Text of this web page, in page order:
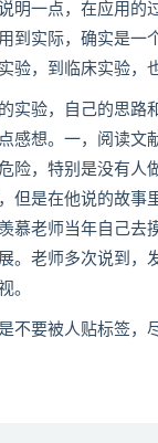
明一点，在应用
到实际，确实是
验，到临床实验，
实验，自己的思路
感想。一，阅读
险，特别是没有人
但是在他说的故
慕老师当年自己
。老师多次说到
。
不要被人贴标签，